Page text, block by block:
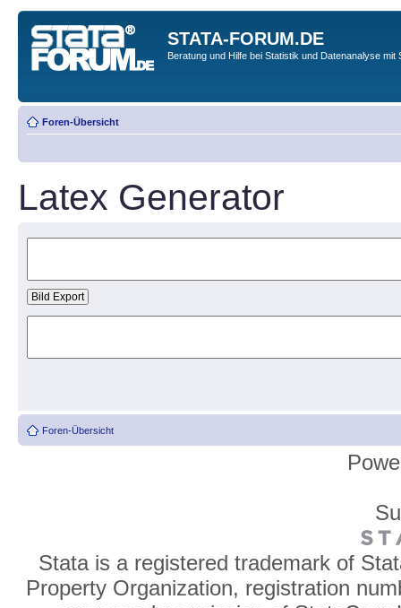
STATA-FORUM.DE
Beratung und Hilfe bei Statistik und Datenanalyse mit
Foren-Übersicht
Latex Generator
Foren-Übersicht
Stata is a registered trademark of
Property Organization, registration